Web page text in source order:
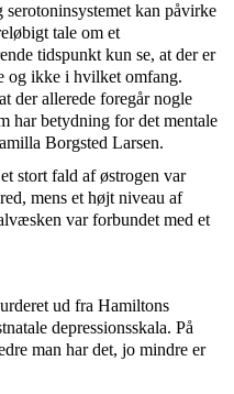
kan påvirke
tale om et
tidspunkt kun se, at der er
og ikke i hvilket omfang.
der allerede foregår nogle
har betydning for det mentale
Borgsted Larsen.
stort fald af østrogen var
mens et højt niveau af
var forbundet med et
ud fra Hamiltons
depressionsskala. På
man har det, jo mindre er